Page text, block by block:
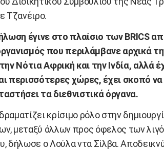
Τζανέιρο.
έγινε στο πλαίσιο των BRICS
που περιλάμβανε αρχικά
Νότια Αφρική και την Ινδία, αλλά
περισσότερες χώρες, έχει σκοπό
τα διεθνιστικά όργανα.
κρίσιμο ρόλο στην
μεταξύ άλλων προς όφελος των
δήλωσε ο Λούλα ντα Σίλβα.